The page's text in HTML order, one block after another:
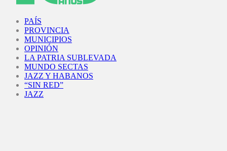
PAÍS
PROVINCIA
MUNICIPIOS
OPINIÓN
LA PATRIA SUBLEVADA
MUNDO SECTAS
JAZZ Y HABANOS
“SIN RED”
JAZZ